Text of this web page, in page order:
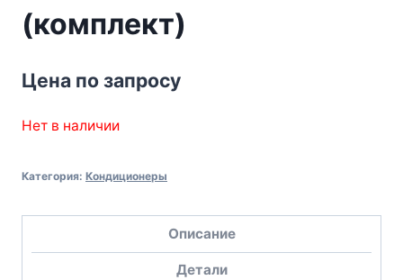
(комплект)
Цена по запросу
Нет в наличии
Категория: Кондиционеры
Описание
Детали